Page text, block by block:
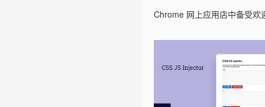
Chrome 网上应用店中备受欢